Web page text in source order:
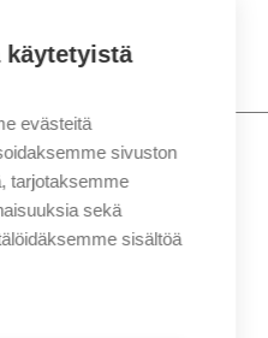
Etunimi
Sukunimi
käytetyistä
evästeitä
sivuston
tarjotaksemme
sekä
sisältöä